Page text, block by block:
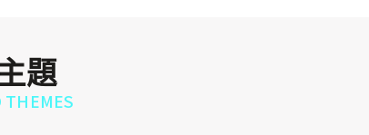
題
THEMES